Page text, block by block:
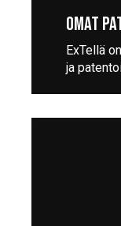
OMAT
ExTellä
ja